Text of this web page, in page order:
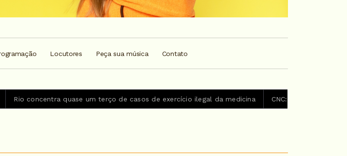
Locutores Peça sua música Contato
um terço de casos de exercício ilegal da medicina CNC: endividamento das famílias sobe